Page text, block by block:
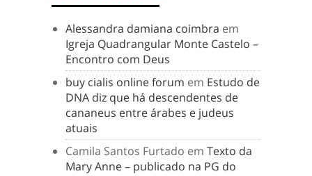
Alessandra damiana coimbra em
Igreja Quadrangular Monte Castelo –
Encontro com Deus
buy cialis online forum em Estudo de
DNA diz que há descendentes de
cananeus entre árabes e judeus
atuais
Camila Santos Furtado em Texto da
Mary Anne – publicado na PG do